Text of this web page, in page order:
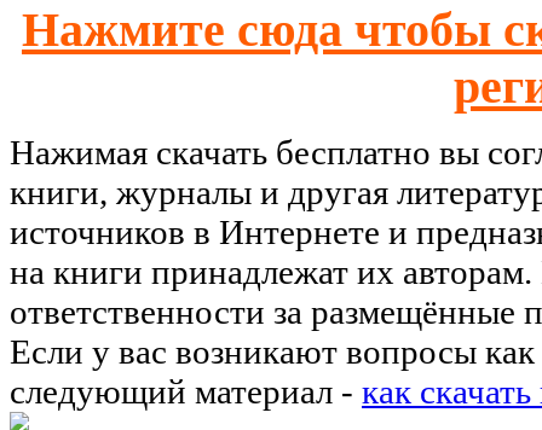
Нажмите сюда чтобы
Нажимая скачать бесплатно вы
книги, журналы и другая
источников в Интернете и
на книги принадлежат их
ответственности за размещённые
Если у вас возникают вопросы как
следующий материал - как